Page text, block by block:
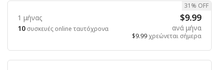
1 μήνας
10 συσκευές online ταυτόχρονα
$9.99
ανά μήνα
$9.99χρεώνεται σήμερα
31% OFF